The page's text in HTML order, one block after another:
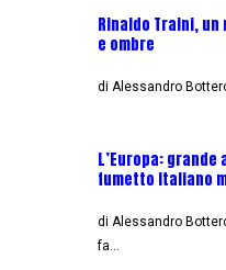
Rinaldo Traini,
e ombre
di Alessandro
L’Europa:
fumetto italiano
di Alessandro
fa…